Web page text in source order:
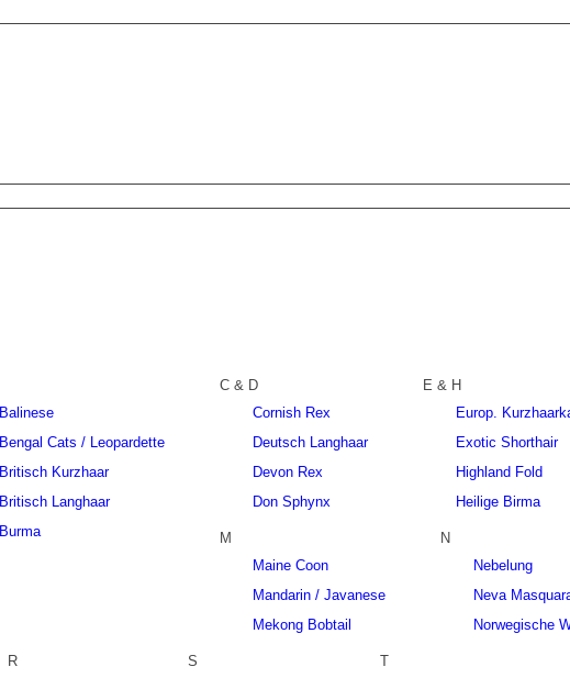
Balinese
Bengal Cats / Leopardette
Britisch Kurzhaar
Britisch Langhaar
Burma
C & D
Cornish Rex
Deutsch Langhaar
Devon Rex
Don Sphynx
E & H
Europ.
Exotic Shorthair
Highland Fold
Heilige Birma
M
Maine Coon
Mandarin / Javanese
Mekong Bobtail
N
Nebelung
Neva
Norwegische
R
S
T